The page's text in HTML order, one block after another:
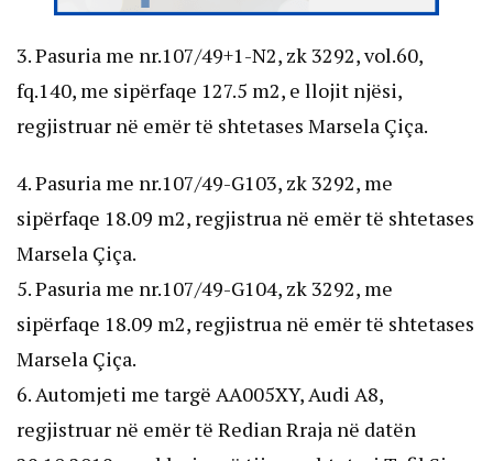
3. Pasuria me nr.107/49+1-N2, zk 3292, vol.60,
fq.140, me sipërfaqe 127.5 m2, e llojit njësi,
regjistruar në emër të shtetases Marsela Çiça.
4. Pasuria me nr.107/49-G103, zk 3292, me
sipërfaqe 18.09 m2, regjistrua në emër të shtetases
Marsela Çiça.
5. Pasuria me nr.107/49-G104, zk 3292, me
sipërfaqe 18.09 m2, regjistrua në emër të shtetases
Marsela Çiça.
6. Automjeti me targë AA005XY, Audi A8,
regjistruar në emër të Redian Rraja në datën